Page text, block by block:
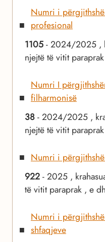
Numri i
profesional
1105- 2024/2025 ,
njejtë të vitit
Numri I
filharmonisë
38- 2024/2025 ,
njejtë të vitit
Numri i
922- 2025 ,
të vitit paraprak , e
Numri i
shfaqjeve